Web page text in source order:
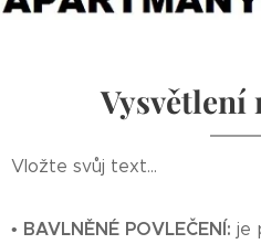
Vysvětlení
Vložte svůj text...
• BAVLNĚNÉ POVLEČENÍ: je